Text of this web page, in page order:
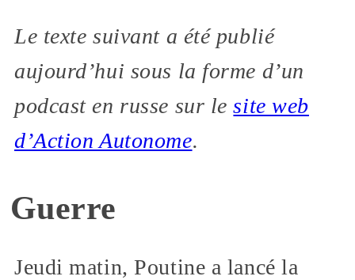
Le texte suivant a été publié
aujourd’hui sous la forme d’un
podcast en russe sur lesite web
d’Action Autonome.
Guerre
Jeudi matin, Poutine a lancé la